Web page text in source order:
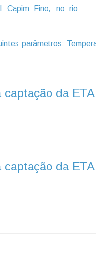
Capim Fino, no rio
parâmetros:
da
da